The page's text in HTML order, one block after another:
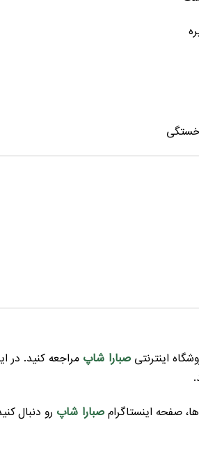
خستگی
اینترنتیصبارا شاپ مراجعه کنید. در
صفحه اینستاگرام صبارا شاپ رو دنبال